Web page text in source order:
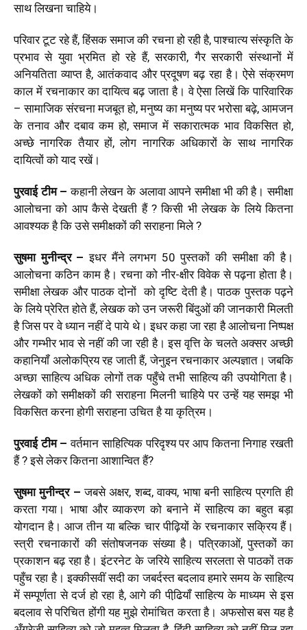
साथ लिखना चाहिये।
परिवार टूट रहे हैं, हिंसक समाज की रचना हो रही है, पाश्‍चात्‍य संस्‍कृति के
प्रभाव से युवा भ्रमित हो रहे हैं, सरकारी, गैर सरकारी संस्‍थानों में
अनियतिता व्‍याप्‍त है, आतंकवाद और प्रदूषण बढ़ रहा है। ऐसे संक्रमण
काल में रचनाकार का दायित्‍व बढ़ जाता है। वे ऐसा लिखें कि पारिवारिक
– सामाजिक संरचना मजबूत हो, मनुष्‍य का मनुष्‍य पर भरोसा बढ़े, आमजन
के तनाव और दबाव कम हो, समाज में सकारात्मक भाव विकसित हो,
अच्‍छे नागरिक तैयार हों, लोग नागरिक अधिकारों के साथ नागरिक
दायित्‍वों को याद रखें।
पुरवाई टीम –कहानी लेखन के अलावा आपने समीक्षा भी की है। समीक्षा
आलोचना को आप कैसे देखती हैं ? किसी भी लेखक के लिये कितना
आवश्‍यक है कि उसे समीक्षकों की सराहना मिले ?
सुषमा मुनीन्‍द्र –इधर मैंने लगभग 50 पुस्‍तकों की समीक्षा की है।
आलोचना कठिन काम है। रचना को नीर-क्षीर विवेक से पढ़ना होता है।
समीक्षा लेखक और पाठक दोनों को दृष्टि देती है। पाठक पुस्‍तक पढ़ने
के लिये प्रेरित होते हैं, लेखक को उन जरूरी बिंदुओं की जानकारी मिलती
है जिस पर वे ध्‍यान नहीं दे पाये थे। इधर कहा जा रहा है आलोचना निष्‍पक्ष
और गम्‍भीर भाव से नहीं की जा रही है। इस वृत्ति के चलते अक्‍सर अच्‍छी
कहानियॉं अलोकप्रिय रह जाती हैं, जेनुइन रचनाकार अल्‍पज्ञात। जबकि
अच्‍छा साहित्‍य अधिक लोगों तक पहुँचे तभी साहित्‍य की उपयोगिता है।
लेखकों को समीक्षकों की सराहना मिलनी चाहिये पर उन्‍हें यह समझ भी
विकसित करना होगी सराहना उचित है या कृत्रिम।
पुरवाई टीम –वर्तमान साहित्यिक परिदृश्‍य पर आप कितना निगाह रखती
हैं ? इसे लेकर कितना आशान्वित हैं?
सुषमा मुनीन्‍द्र –जबसे अक्षर, शब्‍द, वाक्‍य, भाषा बनी साहित्‍य प्र‍गति ही
करता गया। भाषा और व्‍याकरण को बनाने में साहित्‍य का बहुत बड़ा
योगदान है। आज तीन या बल्कि चार पीढ़ियों के रचनाकार सक्रिय हैं।
स्‍त्री रचनाकारों की संतोषजनक संख्‍या है। पत्रिकाओं, पुस्‍तकों का
प्रकाशन बढ़ रहा है। इंटरनेट के जरिये साहित्‍य सरलता से पाठकों तक
पहुँच रहा है। इक्‍कीसवीं सदी का जबर्दस्‍त बदलाव हमारे समय के साहित्‍य
में सम्‍पूर्णता से दर्ज हो रहा है, आगे की पीढि़यॉं साहित्‍य के माध्‍यम से इस
बदलाव से परिचित होंगी यह मुझे रोमांचित करता है। अफसोस बस यह है